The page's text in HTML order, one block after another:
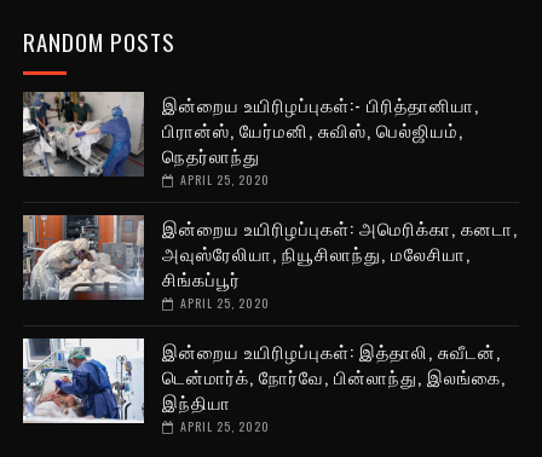
RANDOM POSTS
இன்றைய உயிரிழப்புகள்:- பிரித்தானியா,
பிரான்ஸ், யேர்மனி, சுவிஸ், பெல்ஜியம்,
நெதர்லாந்து
APRIL 25, 2020
இன்றைய உயிரிழப்புகள்: அமெரிக்கா, கனடா,
அவுஸ்ரேலியா, நியூசிலாந்து, மலேசியா,
சிங்கப்பூர்
APRIL 25, 2020
இன்றைய உயிரிழப்புகள்: இத்தாலி, சுவீடன்,
டென்மார்க், நோர்வே, பின்லாந்து, இலங்கை,
இந்தியா
APRIL 25, 2020